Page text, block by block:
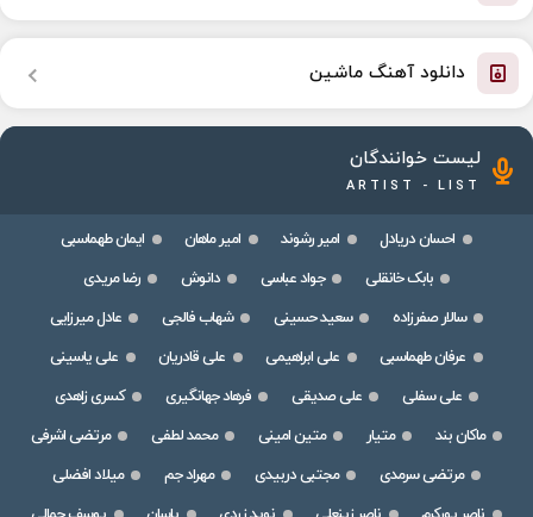
دانلود آهنگ ماشین
لیست خوانندگان
ARTIST - LIST
احسان دریادل امیر رشوند امیر ماهان
ایمان طهماسبی
بابک خانقلی
جواد عباسی دانوش
رضا مریدی
سالار صفرزاده
سعید حسینی شهاب فالجی
عادل میرزایی
عرفان طهماسبی
علی ابراهیمی علی قادریان
علی یاسینی
علی سفلی
علی صدیقی فرهاد جهانگیری
کسری زاهدی
ماکان بند
متیار متین امینی محمد لطفی
مرتضی اشرفی
مرتضی سرمدی
مجتبی دربیدی مهراد جم
میلاد افضلی